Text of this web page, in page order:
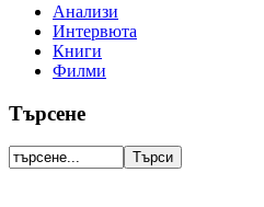
Анализи
Интервюта
Книги
Филми
Търсене